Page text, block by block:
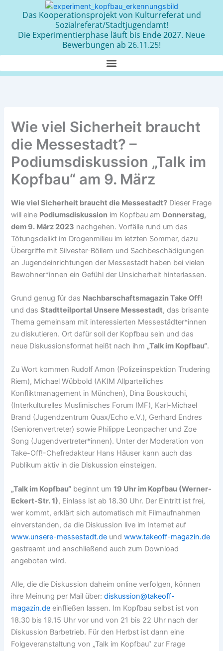
Das Kooperationsprojekt von Kulturreferat und
Sozialreferat/Stadtjugendamt!
Die Experimentierphase läuft bis Ende 2027. Neue
Bewerbungen ab 26.11.25!
Wie viel Sicherheit braucht
die Messestadt? –
Podiumsdiskussion „Talk im
Kopfbau“ am 9. März
Wie viel Sicherheit braucht die Messestadt? Dieser Frage
will eine Podiumsdiskussion im Kopfbau am Donnerstag,
dem 9. März 2023 nachgehen. Vorfälle rund um das
Tötungsdelikt im Drogenmilieu im letzten Sommer, dazu
Übergriffe mit Silvester-Böllern und Sachbeschädigungen
an Jugendeinrichtungen der Messestadt haben bei vielen
Bewohner*innen ein Gefühl der Unsicherheit hinterlassen.
Grund genug für das Nachbarschaftsmagazin Take Off!
und dasStadtteilportal Unsere Messestadt, das brisante
Thema gemeinsam mit interessierten Messestädter*innen
zu diskutieren. Ort dafür soll der Kopfbau sein und das
neue Diskussionsformat heißt nach ihm „Talk im Kopfbau“.
Zu Wort kommen Rudolf Amon (Polizeiinspektion Trudering
Riem), Michael Wübbold (AKIM Allparteiliches
Konfliktmanagement in München), Dina Bouskouchi,
(Interkulturelles Muslimisches Forum IMF), Karl-Michael
Brand (Jugendzentrum Quax/Echo e.V.), Gerhard Endres
(Seniorenvertreter) sowie Philippe Leonpacher und Zoe
Song (Jugendvertreter*innen). Unter der Moderation von
Take-Off!-Chefredakteur Hans Häuser kann auch das
Publikum aktiv in die Diskussion einsteigen.
„Talk im Kopfbau“ beginnt um19 Uhr im Kopfbau (Werner-
Eckert-Str. 1), Einlass ist ab 18.30 Uhr. Der Eintritt ist frei,
wer kommt, erklärt sich automatisch mit Filmaufnahmen
einverstanden, da die Diskussion live im Internet auf
www.unsere-messestadt.de undwww.takeoff-magazin.de
gestreamt und anschließend auch zum Download
angeboten wird.
Alle, die die Diskussion daheim online verfolgen, können
ihre Meinung per Mail über:diskussion@takeoff-
magazin.de einfließen lassen. Im Kopfbau selbst ist von
18.30 bis 19.15 Uhr vor und von 21 bis 22 Uhr nach der
Diskussion Barbetrieb. Für den Herbst ist dann eine
Folgeveranstaltung von „Talk im Kopfbau“ zur Frage